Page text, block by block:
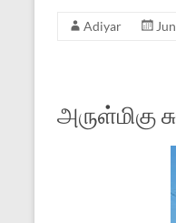
Adiyar
அருள்மிகு